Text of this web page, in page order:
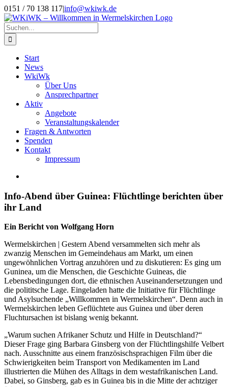
Zum
Inhalt
springen
0151 / 70 138 117|info@wkiwk.de
Suche
nach:
Start
News
WkiWk
Über Uns
Ansprechpartner
Aktiv
Angebote
Veranstaltungskalender
Fragen & Antworten
Spenden
Kontakt
Impressum
Bild
Info-Abend über Guinea: Flüchtlinge berichten über
ihr Land
Ein Bericht von Wolfgang Horn
Wermelskirchen | Gestern Abend versammelten sich mehr als
zwanzig Menschen im Gemeindehaus am Markt, um einen
ungewöhnlichen Vortrag anzuhören und zu diskutieren: Es ging um
Guninea, um die Menschen, die Geschichte Guineas, die
Lebensbedingungen dort, die ethnischen Auseinandersetzungen und
die polititsche Lage. Eingeladen hatte die Initiative für Flüchtlinge
und Asylsuchende „Willkommen in Wermelskirchen“. Denn auch in
Wermelskirchen leben Geflüchtete aus Guinea und über deren
Fluchtursachen ist bislang wenig bekannt.
„Warum suchen Afrikaner Schutz und Hilfe in Deutschland?“
Dieser Frage ging Barbara Ginsberg von der Flüchtlingshilfe Velbert
nach. Ausschnitte aus einem französischsprachigen Film über die
Schwierigkeiten beim Transport von Medikamenten im Land
illustrierten die Mühen des Alltags in dem westafrikanischen Land.
Dabei, so Ginsberg, gab es in Guinea bis in die Mitte der achtziger